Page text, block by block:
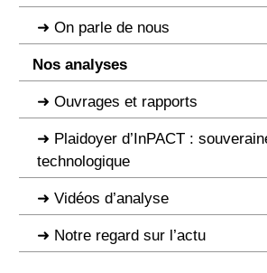
On parle de nous
Nos analyses
Ouvrages et rapports
Plaidoyer d’InPACT :
technologique
Vidéos d’analyse
Notre regard sur l’actu